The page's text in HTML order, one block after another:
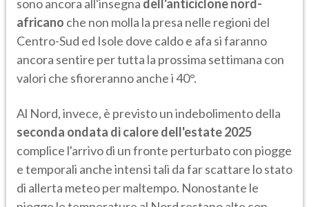
sono ancora all'insegna dell'anticiclone nord-
africano che non molla la presa nelle regioni del
Centro-Sud ed Isole dove caldo e afa si faranno
ancora sentire per tutta la prossima settimana con
valori che sfioreranno anche i 40°.
Al Nord, invece, è previsto un indebolimento della
seconda ondata di calore dell'estate 2025
complice l'arrivo di un fronte perturbato con piogge
e temporali anche intensi tali da far scattare lo stato
di allerta meteo per maltempo. Nonostante le